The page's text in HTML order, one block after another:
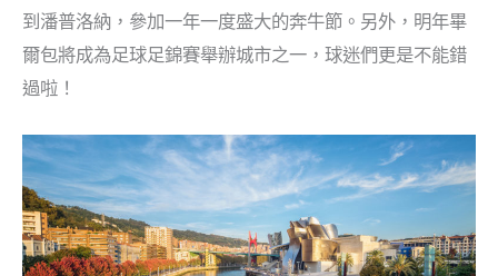
到潘普洛納，參加一年一度盛大的奔牛節。另外，明年畢
爾包將成為足球足錦賽舉辦城市之一，球迷們更是不能錯
過啦！